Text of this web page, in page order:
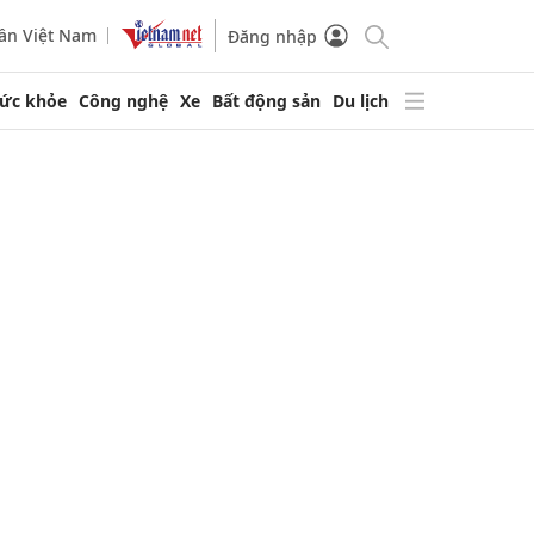
Việt Nam Đăng nhập
khỏe Công nghệ Xe Bất động sản Du lịch